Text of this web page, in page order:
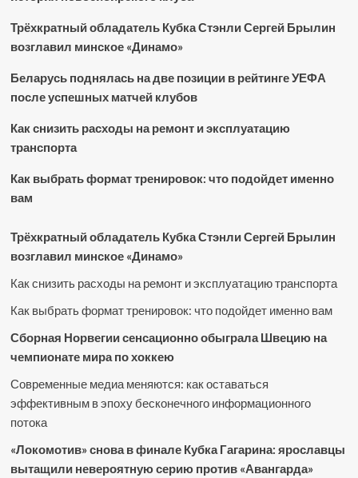
Трёхкратный обладатель Кубка Стэнли Сергей Брылин
возглавил минское «Динамо»
Беларусь поднялась на две позиции в рейтинге УЕФА
после успешных матчей клубов
Как снизить расходы на ремонт и эксплуатацию
транспорта
Как выбрать формат тренировок: что подойдет именно
вам
Трёхкратный обладатель Кубка Стэнли Сергей Брылин
возглавил минское «Динамо»
Как снизить расходы на ремонт и эксплуатацию транспорта
Как выбрать формат тренировок: что подойдет именно вам
Сборная Норвегии сенсационно обыграла Швецию на
чемпионате мира по хоккею
Современные медиа меняются: как оставаться
эффективным в эпоху бесконечного информационного
потока
«Локомотив» снова в финале Кубка Гагарина: ярославцы
вытащили невероятную серию против «Авангарда»